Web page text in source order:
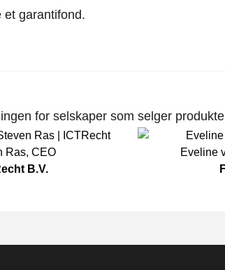
et garantifond.
for selskaper som selger
Ras, CEO
B.V.
Eveline